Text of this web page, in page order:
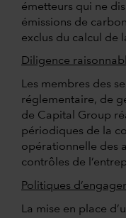
émetteurs qui ne
émissions de
exclus du calcul de
Diligence
Les membres des
réglementaire, de
de Capital Group
périodiques de la
opérationnelle des
contrôles de
Politiques
La mise en place